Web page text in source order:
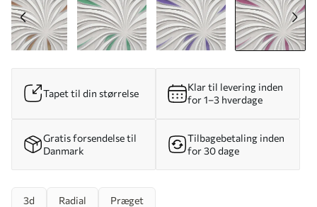
Tapet til din størrelse
Klar til levering inden
for 1–3 hverdage
Gratis forsendelse til
Danmark
Tilbagebetaling inden
for 30 dage
3d Radial Præget